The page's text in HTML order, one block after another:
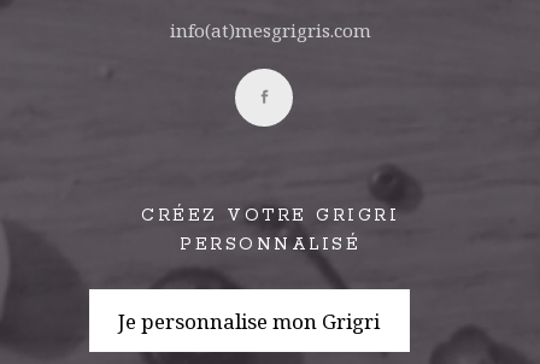
info(at)mesgrigris.com
CRÉEZ VOTRE GRIGRI
PERSONNALISÉ
Je personnalise mon Grigri